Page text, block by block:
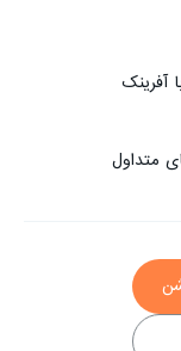
آفرینک
متداول